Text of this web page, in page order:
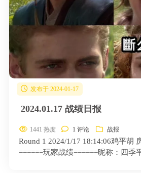
发布于 2024-01-17
2024.01.17 战绩日报
1441 热度 1 评论 战报
Round 1 2024/1/17 18:14:06鸡平胡
======玩家战绩======昵称：四季